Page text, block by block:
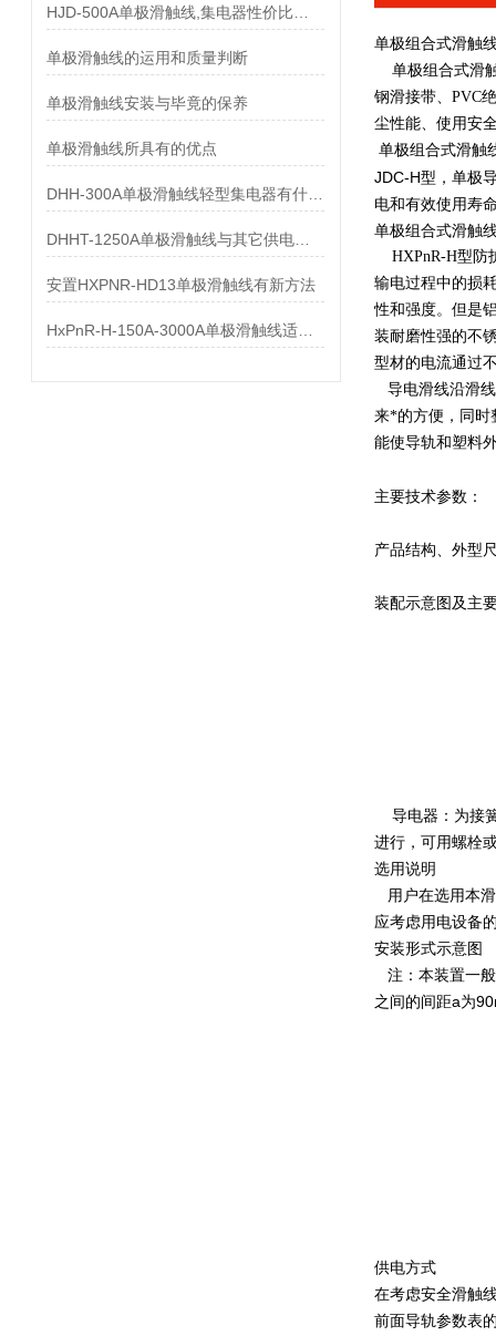
单极滑触线的运用和质量判断
单极滑触线安装与毕竟的保养
单极滑触线所具有的优点
安置HXPNR-HD13单极滑触线有新方法
单极组合式滑触
单极组合式滑触
钢滑接带、PVC
尘性能、使用安
单极组合式滑触
JDC-H型，单极
电和有效使用寿
单极组合式滑触
HXPnR-H型防
输电过程中的损
性和强度。但是
装耐磨性强的不
型材的电流通过
导电滑线沿滑线
来*的方便，同时
能使导轨和塑料
主要技术参数：
产品结构、外型
装配示意图及主
导电器：为接
进行，可用螺栓
选用说明
用户在选用本
应考虑用电设备
安装形式示意图
注：本装置一
之间的间距a为
供电方式
在考虑安全滑触
前面导轨参数表